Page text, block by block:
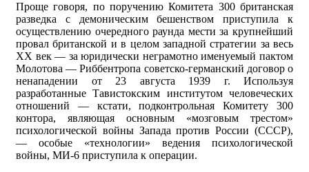
Проще говоря, по поручению Комитета 300 британская
разведка с демоническим бешенством приступила к
осуществлению очередного раунда мести за крупнейший
провал британской и в целом западной стратегии за весь
XX век — за юридически неграмотно именуемый пактом
Молотова — Риббентропа советско-германский договор о
ненападении от 23 августа 1939 г. Используя
разработанные Тавистокским институтом человеческих
отношений — кстати, подконтрольная Комитету 300
контора, являющая основным «мозговым трестом»
психологической войны Запада против России (СССР),
— особые «технологии» ведения психологической
войны, МИ-6 приступила к операции.